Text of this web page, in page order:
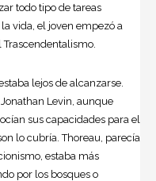
todo tipo de tareas
vida, el joven empezó a
lejos de alcanzarse.
Levin, aunque
sus capacidades para el
lo cubría. Thoreau, parecía
estaba más
por los bosques o